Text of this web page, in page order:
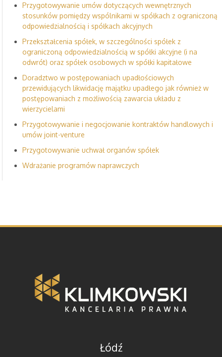
Przygotowywanie umów dotyczących wewnętrznych
stosunków pomiędzy wspólnikami w spółkach z ograniczoną
odpowiedzialnością i spółkach akcyjnych
Przekształcenia spółek, w szczególności spółek z
ograniczoną odpowiedzialnością w spółki akcyjne (i na
odwrót) oraz spółek osobowych w spółki kapitałowe
Doradztwo w postępowaniach upadłościowych
przewidujących likwidację majątku upadłego jak również w
postępowaniach z możliwością zawarcia układu z
wierzycielami
Przygotowywanie i negocjowanie kontraktów handlowych i
umów joint-venture
Przygotowywanie uchwał organów spółek
Wdrażanie programów naprawczych
Łódź